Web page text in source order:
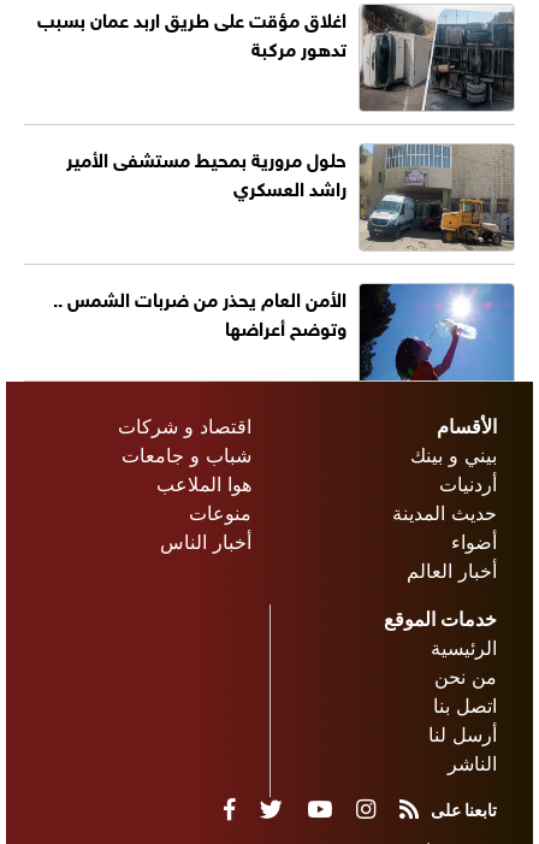
اغلاق مؤقت على طريق اربد عمان بسبب
تدهور مركبة
حلول مرورية بمحيط مستشفى الأمير
راشد العسكري
الأمن العام يحذر من ضربات الشمس ..
وتوضح أعراضها
الأقسام
بيني و بينك
أردنيات
حديث المدينة
أضواء
أخبار العالم
اقتصاد و شركات
شباب و جامعات
هوا الملاعب
منوعات
أخبار الناس
خدمات الموقع
الرئيسية
من نحن
اتصل بنا
أرسل لنا
الناشر
تابعنا على